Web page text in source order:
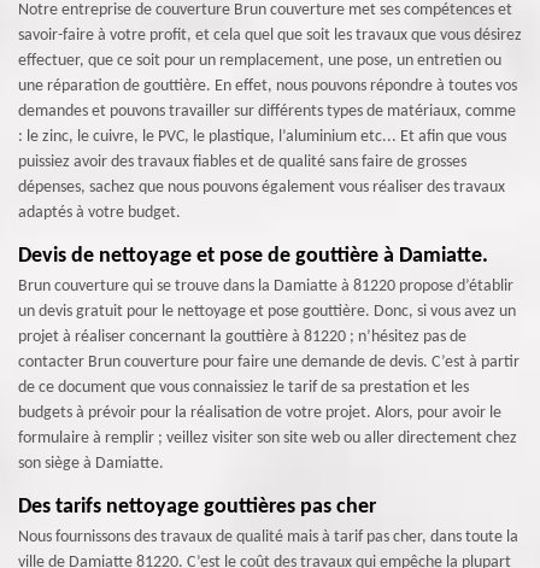
Notre entreprise de couverture Brun couverture met ses compétences et
savoir-faire à votre profit, et cela quel que soit les travaux que vous désirez
effectuer, que ce soit pour un remplacement, une pose, un entretien ou
une réparation de gouttière. En effet, nous pouvons répondre à toutes vos
demandes et pouvons travailler sur différents types de matériaux, comme
: le zinc, le cuivre, le PVC, le plastique, l’aluminium etc... Et afin que vous
puissiez avoir des travaux fiables et de qualité sans faire de grosses
dépenses, sachez que nous pouvons également vous réaliser des travaux
adaptés à votre budget.
Devis de nettoyage et pose de gouttière à Damiatte.
Brun couverture qui se trouve dans la Damiatte à 81220 propose d’établir
un devis gratuit pour le nettoyage et pose gouttière. Donc, si vous avez un
projet à réaliser concernant la gouttière à 81220 ; n’hésitez pas de
contacter Brun couverture pour faire une demande de devis. C’est à partir
de ce document que vous connaissiez le tarif de sa prestation et les
budgets à prévoir pour la réalisation de votre projet. Alors, pour avoir le
formulaire à remplir ; veillez visiter son site web ou aller directement chez
son siège à Damiatte.
Des tarifs nettoyage gouttières pas cher
Nous fournissons des travaux de qualité mais à tarif pas cher, dans toute la
ville de Damiatte 81220. C’est le coût des travaux qui empêche la plupart